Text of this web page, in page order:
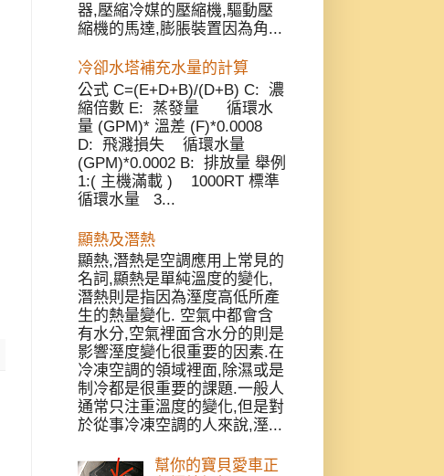
器,壓縮冷媒的壓縮機,驅動壓
縮機的馬達,膨脹裝置因為角...
冷卻水塔補充水量的計算
公式 C=(E+D+B)/(D+B) C: 濃
縮倍數 E: 蒸發量 循環水
量 (GPM)* 溫差 (F)*0.0008
D: 飛濺損失 循環水量
(GPM)*0.0002 B: 排放量 舉例
1:( 主機滿載 ) 1000RT 標準
循環水量 3...
顯熱及潛熱
顯熱,潛熱是空調應用上常見的
名詞,顯熱是單純溫度的變化,
潛熱則是指因為溼度高低所產
生的熱量變化. 空氣中都會含
有水分,空氣裡面含水分的則是
影響溼度變化很重要的因素.在
冷凍空調的領域裡面,除濕或是
制冷都是很重要的課題.一般人
通常只注重溫度的變化,但是對
於從事冷凍空調的人來說,溼...
幫你的寶貝愛車正